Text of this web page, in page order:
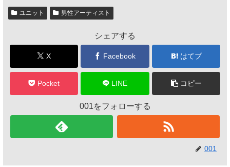
ユニット 男性アーティスト
シェアする
X Facebook はてブ
Pocket LINE コピー
001をフォローする
001